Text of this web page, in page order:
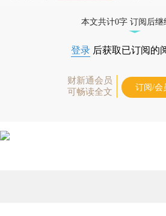
本文共计0字 订阅后继
登录 后获取已订阅的
财新通会员
可畅读全文
订阅/会